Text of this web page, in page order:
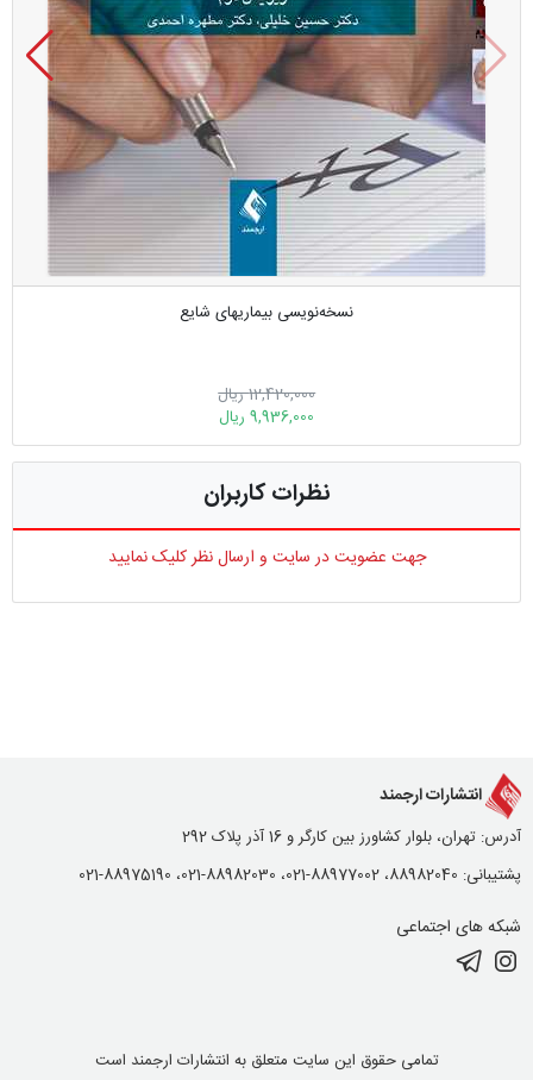
نسخه‌نویسی بیماریهای شایع
12,420,000 ریال
9,936,000 ریال
نظرات کاربران
جهت عضویت در سایت و ارسال نظر کلیک نمایید
انتشارات ارجمند
آدرس: تهران، بلوار کشاورز بین کارگر و 16 آذر پلاک 292
پشتیبانی: 88982040، 88977002-021، 88982030-021، 88975190-021
شبکه های اجتماعی
تمامی حقوق این سایت متعلق به انتشارات ارجمند است